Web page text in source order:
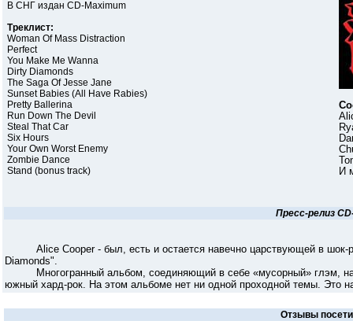
В СНГ издан CD-Maximum
Треклист:
Woman Of Mass Distraction
Perfect
You Make Me Wanna
Dirty Diamonds
The Saga Of Jesse Jane
Sunset Babies (All Have Rabies)
Pretty Ballerina
Run Down The Devil
Steal That Car
Six Hours
Your Own Worst Enemy
Zombie Dance
Stand (bonus track)
И
Пресс-релиз
Alice Cooper - был, есть и остается навечно царствующей в шок-
Diamonds".
Многогранный альбом, соединяющий в себе «мусорный» глэм,
южный хард-рок. На этом альбоме нет ни одной проходной темы. Это
Отзывы